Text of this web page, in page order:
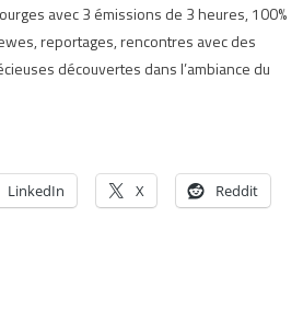
avec 3 émissions de 3 heures, 100%
reportages, rencontres avec des
découvertes dans l’ambiance du
LinkedIn X Reddit